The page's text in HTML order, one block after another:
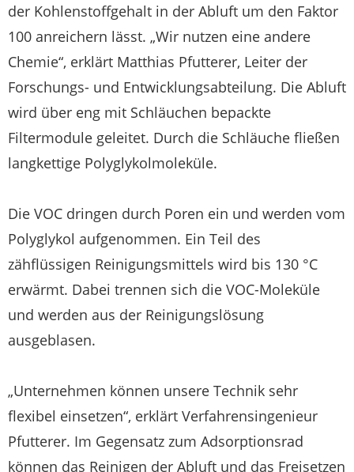
der Kohlenstoffgehalt in der Abluft um den Faktor
100 anreichern lässt. „Wir nutzen eine andere
Chemie“, erklärt Matthias Pfutterer, Leiter der
Forschungs- und Entwicklungsabteilung. Die Abluft
wird über eng mit Schläuchen bepackte
Filtermodule geleitet. Durch die Schläuche fließen
langkettige Polyglykolmoleküle.
Die VOC dringen durch Poren ein und werden vom
Polyglykol aufgenommen. Ein Teil des
zähflüssigen Reinigungsmittels wird bis 130 °C
erwärmt. Dabei trennen sich die VOC-Moleküle
und werden aus der Reinigungslösung
ausgeblasen.
„Unternehmen können unsere Technik sehr
flexibel einsetzen“, erklärt Verfahrensingenieur
Pfutterer. Im Gegensatz zum Adsorptionsrad
können das Reinigen der Abluft und das Freisetzen